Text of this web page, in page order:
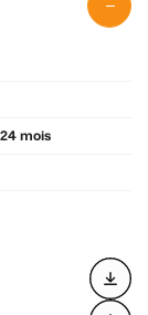
mois